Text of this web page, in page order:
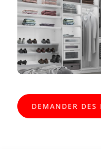
DEMANDER DES